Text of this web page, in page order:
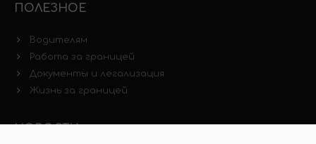
ПОЛЕЗНОЕ
Водителям
Работа за границей
Документы и легализация
Жизнь за границей